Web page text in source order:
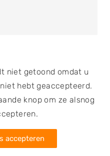
het verkopen van
niet getoond omdat u
hebt geaccepteerd.
knop om ze alsnog
accepteren